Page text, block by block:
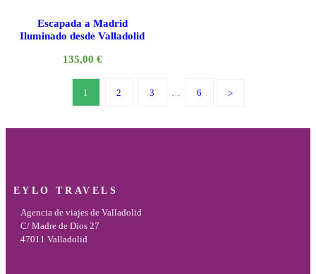
Escapada a Madrid
Iluminado desde Valladolid
135,00 €
1 2 3 … 6
EYLO TRAVELS
Agencia de viajes de Valladolid
C/ Madre de Dios 27
47011 Valladolid